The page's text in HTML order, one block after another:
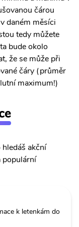
čárou
daném měsíci
tedy můžete
bude okolo
že se může při
čáry (průměr
maximum!)
akční
populární
k letenkám do